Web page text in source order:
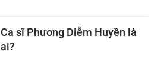
Ca sĩ Phương Diễm Huyền là
ai?